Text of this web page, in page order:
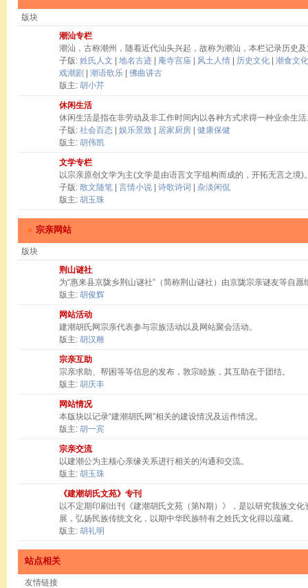
版块
潮汕专栏
潮汕，古称潮州，随着近代汕头兴起，故称为潮汕，本栏记录历史
子版: 姓氏人文 地名古迹 庵寺宫庙 风土人情 历史文化
潮食文化
戏潮剧
潮语歌乐
佛曲讲古
版主: 胡小芹
休闲生活
休闲生活是指在非劳动及非工作时间内以各种方式求得一种业余生
子版: 社会百态 娱乐景致 居家厨房
健康保健
版主: 胡伟凯
文学专栏
以宗亲原创文学为主(文学是由语言文字组构而成的，开拓无言之境)
子版: 散文随笔 言情小说 诗歌诗词
杂淡闲侃
版主: 胡玉珠
» 宗亲网站
版块
荆山谜社
为“惠来县京陇乡荆山谜社”（简称荆山谜社）由京陇宗亲谜友等自
版主: 胡俊辉
网站活动
建潮胡氏网宗亲代表参与宗族活动以及网站聚会活动。
版主: 胡汉雕
宗亲互助
宗亲求助、帮困等等信息的发布，敦宗睦族，其互助在于团结。
版主: 胡庆丰
网站情况
本版块以记录“建潮胡氏网”相关的建设情况及运作情况。
版主: 胡一宾
宗亲交流
以建潮公为主核心亲缘关系进行相关的沟通和交流。
版主: 胡玉珠
《建潮胡氏文苑》专刊
以不定期印刷出刊《建潮胡氏文苑（第N期）》，是以研究我族文
展，弘扬民族传统文化，以期中华民族特有之姓氏文化得以蕴藏。
版主: 胡礼明
站点相关
友情链接